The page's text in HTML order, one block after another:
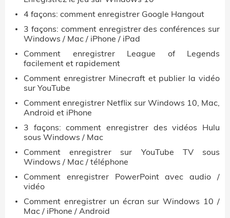
4 façons: comment enregistrer Google Hangout
3 façons: comment enregistrer des conférences sur
Windows / Mac / iPhone / iPad
Comment enregistrer League of Legends
facilement et rapidement
Comment enregistrer Minecraft et publier la vidéo
sur YouTube
Comment enregistrer Netflix sur Windows 10, Mac,
Android et iPhone
3 façons: comment enregistrer des vidéos Hulu
sous Windows / Mac
Comment enregistrer sur YouTube TV sous
Windows / Mac / téléphone
Comment enregistrer PowerPoint avec audio /
vidéo
Comment enregistrer un écran sur Windows 10 /
Mac / iPhone / Android